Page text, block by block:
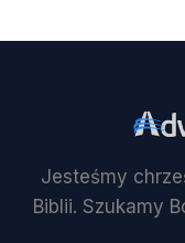
Jesteśmy
Biblii. Szukamy